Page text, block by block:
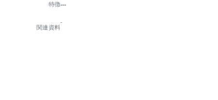
特徴---
関連資料
-